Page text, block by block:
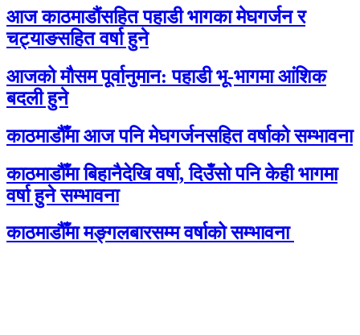
आज काठमाडौंसहित पहाडी भागका मेघगर्जन र
चट्याङसहित वर्षा हुने
आजको मौसम पूर्वानुमान: पहाडी भू-भागमा आंशिक
बदली हुने
काठमाडौँमा आज पनि मेघगर्जनसहित वर्षाको सम्भावना
काठमाडौँमा बिहानैदेखि वर्षा, दिउँसो पनि केही भागमा
वर्षा हुने सम्भावना
काठमाडौँमा मङ्गलबारसम्म वर्षाको सम्भावना